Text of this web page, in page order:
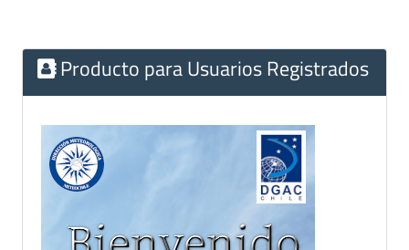
Producto para Usuarios Registrados